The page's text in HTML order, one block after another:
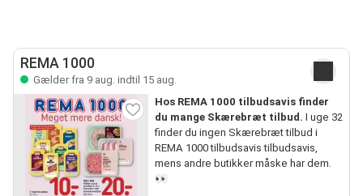
REMA 1000
Gælder fra 9 aug. indtil 15 aug.
Hos REMA 1000 tilbudsavis finder
du mange Skærebræt tilbud. I uge 32
finder du ingen Skærebræt tilbud i
REMA 1000 tilbudsavis tilbudsavis,
mens andre butikker måske har dem.
👀